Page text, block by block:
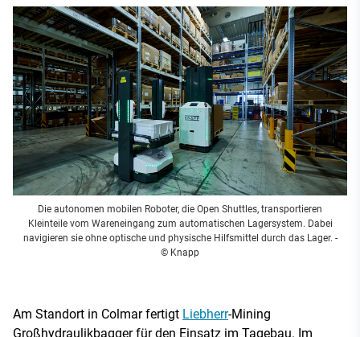
Die autonomen mobilen Roboter, die Open Shuttles, transportieren
Kleinteile vom Wareneingang zum automatischen Lagersystem. Dabei
navigieren sie ohne optische und physische Hilfsmittel durch das Lager. -
© Knapp
Am Standort in Colmar fertigt Liebherr-Mining
Großhydraulikbagger für den Einsatz im Tagebau. Im